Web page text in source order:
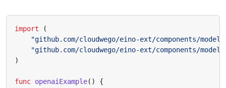
import
(
"github.com/cloudwego/eino-ext/components/
"github.com/cloudwego/eino-ext/components/
)
func openaiExample()
{